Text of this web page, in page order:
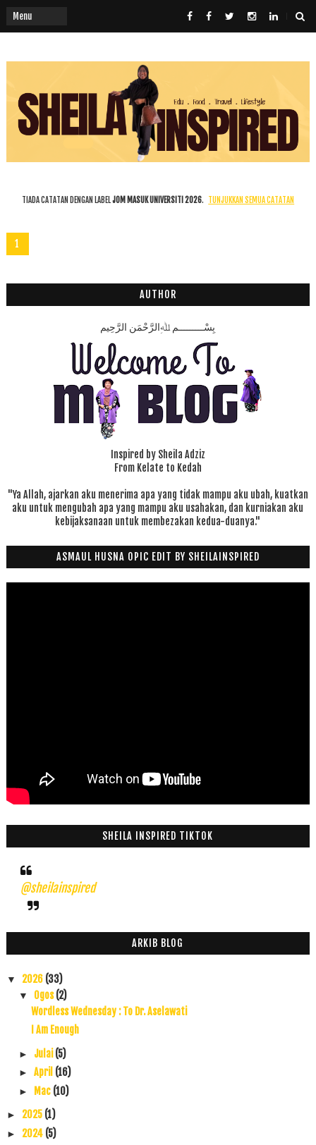
TIADA CATATAN DENGAN LABELJOM MASUK UNIVERSITI 2026. TUNJUKKAN SEMUA CATATAN
1
AUTHOR
بِسْـــــــــمِ ﷲِالرَّحْمَنِ الرَّحِيم
Inspired by Sheila Adziz
From Kelate to Kedah
"Ya Allah, ajarkan aku menerima apa yang tidak mampu aku ubah, kuatkan
aku untuk mengubah apa yang mampu aku usahakan, dan kurniakan aku
kebijaksanaan untuk membezakan kedua-duanya."
ASMAUL HUSNA OPIC EDIT BY SHEILAINSPIRED
SHEILA INSPIRED TIKTOK
@sheilainspired
ARKIB BLOG
▼ 2026 (33)
▼ Ogos(2)
Wordless Wednesday : To Dr. Aselawati
I Am Enough
► Julai(5)
► April (16)
► Mac (10)
► 2025 (1)
► 2024 (5)